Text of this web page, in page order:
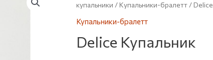
купальники /Купальники-бралетт /
Купальники-бралетт
Delice Купальник